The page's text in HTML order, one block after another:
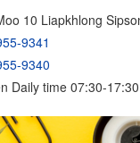
10 Liapkhlong
9341
9340
Daily time 07:30-17:30